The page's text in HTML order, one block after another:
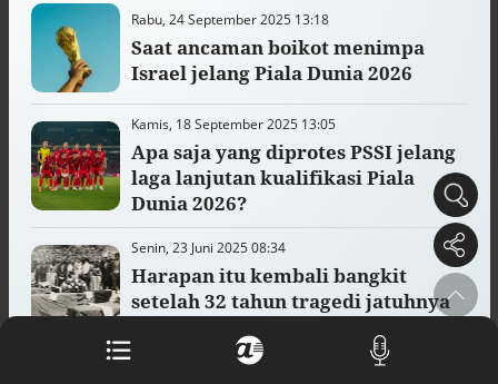
Rabu, 24 September 2025 13:18
Saat ancaman boikot menimpa
Israel jelang Piala Dunia 2026
Kamis, 18 September 2025 13:05
Apa saja yang diprotes PSSI jelang
laga lanjutan kualifikasi Piala
Dunia 2026?
Senin, 23 Juni 2025 08:34
Harapan itu kembali bangkit
setelah 32 tahun tragedi jatuhnya
Akar persoalan berulangnya kekerasan
terhadap PMI di Malaysia
Alinea.id - Peristiwa
DPR minta penerbitan sertifikat pagar
laut diproses hukum
Alinea.id - Peristiwa
Mungkinkah duet Anies-Ahok terealisasi
di Pilpres 2029?
Alinea.id - Politik
Pemprov Sultra klarifikasi isu PT GKP,
imbau masyarakat hormati proses
Alinea.id - Peristiwa